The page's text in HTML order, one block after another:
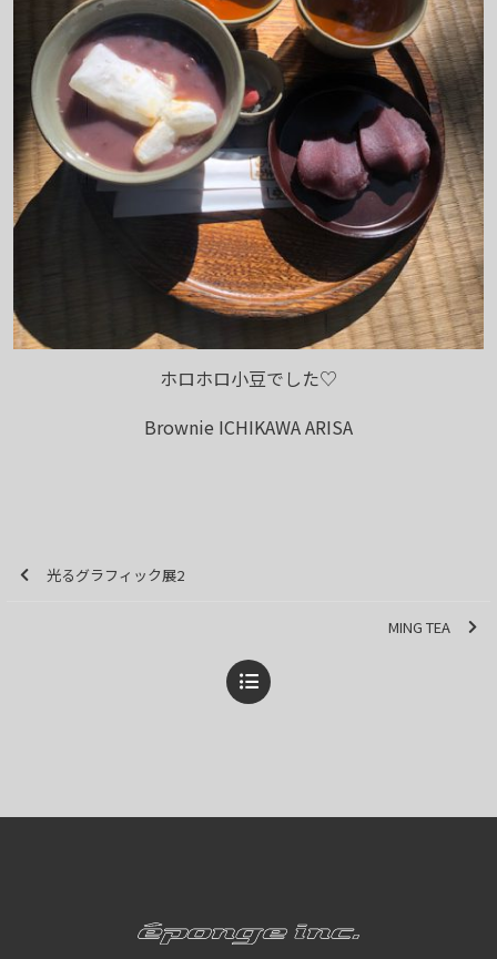
ホロホロ小豆でした♡
Brownie ICHIKAWA ARISA
光るグラフィック展2
MING TEA